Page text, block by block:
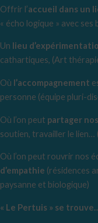
Offrir l’accueil dans un
« écho logique » avec
Un lieu
cathartiques, (Art
Où l’accompagnement
personne (équipe pluri-
Où l’on peut partager
soutien, travailler le lien…
Où l’on peut rouvrir nos
d’empathie (résidences
paysanne et biologique)
« Le Pertuis » se